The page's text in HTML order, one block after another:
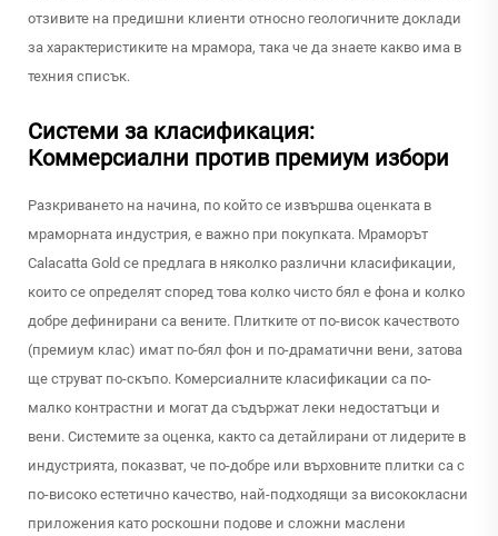
отзивите на предишни клиенти относно геологичните доклади
за характеристиките на мрамора, така че да знаете какво има в
техния списък.
Системи за класификация:
Коммерсиални против премиум избори
Разкриването на начина, по който се извършва оценката в
мраморната индустрия, е важно при покупката. Мраморът
Calacatta Gold се предлага в няколко различни класификации,
които се определят според това колко чисто бял е фона и колко
добре дефинирани са вените. Плитките от по-висок качеството
(премиум клас) имат по-бял фон и по-драматични вени, затова
ще струват по-скъпо. Комерсиалните класификации са по-
малко контрастни и могат да съдържат леки недостатъци и
вени. Системите за оценка, както са детайлирани от лидерите в
индустрията, показват, че по-добре или върховните плитки са с
по-високо естетично качество, най-подходящи за висококласни
приложения като роскошни подове и сложни маслени